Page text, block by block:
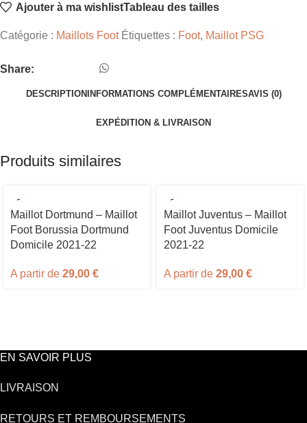
Ajouter à ma wishlistTableau des tailles
Catégorie : Maillots Foot Étiquettes : Foot, Maillot PSG
Share:
DESCRIPTION INFORMATIONS COMPLÉMENTAIRESAVIS (0)
EXPÉDITION & LIVRAISON
Produits similaires
Maillot Dortmund – Maillot
Foot Borussia Dortmund
Domicile 2021-22
A partir de 29,00 €
Maillot Juventus – Maillot
Foot Juventus Domicile
2021-22
A partir de 29,00 €
EN SAVOIR PLUS
LIVRAISON
RETOURS ET REMBOURSEMENTS